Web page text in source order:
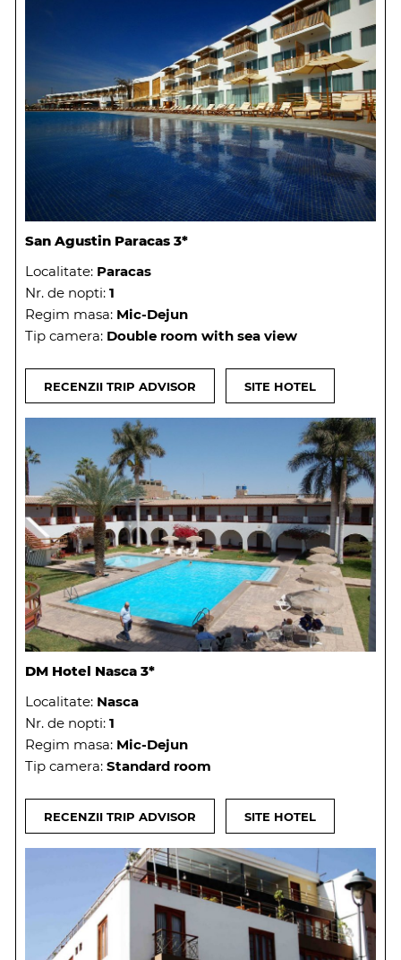
San Agustin Paracas 3*
Localitate: Paracas
Nr. de nopti: 1
Regim masa: Mic-Dejun
Tip camera: Double room with sea view
RECENZII TRIP ADVISOR SITE HOTEL
DM Hotel Nasca 3*
Localitate: Nasca
Nr. de nopti: 1
Regim masa: Mic-Dejun
Tip camera: Standard room
RECENZII TRIP ADVISOR SITE HOTEL